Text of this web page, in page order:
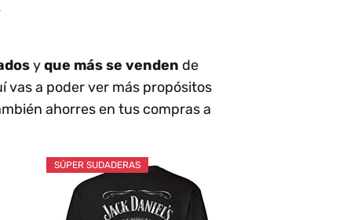
yque más se venden de
vas a poder ver más propósitos
ahorres en tus compras a
SÚPER SUDADERAS